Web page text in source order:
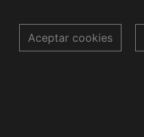
Aceptar cookies